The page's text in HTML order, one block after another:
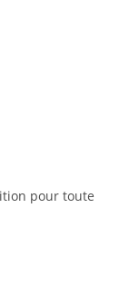
pour toute